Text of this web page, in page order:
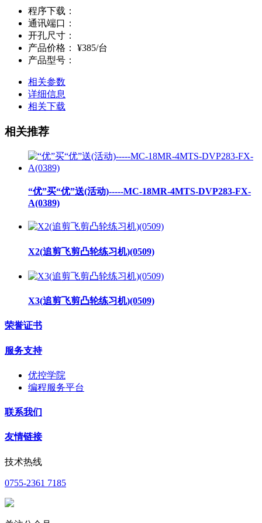
程序下载：
通讯端口：
开孔尺寸：
产品价格：
¥385/台
产品型号：
相关参数
详细信息
相关下载
相关推荐
“优”买“优”送(活动)-----MC-18MR-4MTS-DVP283-FX-
A(0389)
X2(追剪飞剪凸轮练习机)(0509)
X3(追剪飞剪凸轮练习机)(0509)
荣誉证书
服务支持
优控学院
编程服务平台
联系我们
友情链接
技术热线
0755-2361 7185